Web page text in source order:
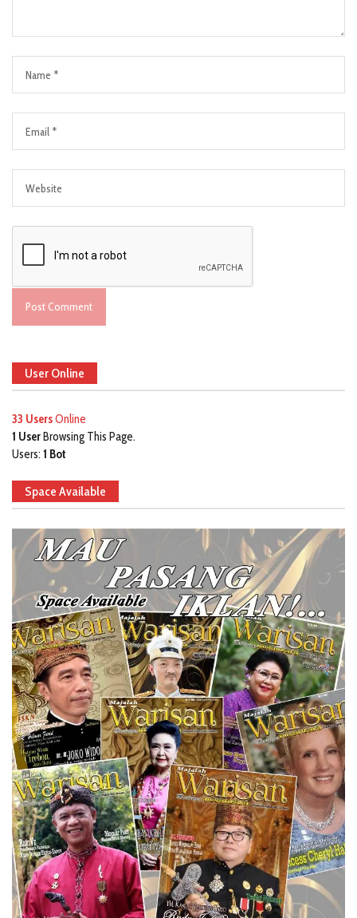
User Online
33 UsersOnline
1 UserBrowsing This Page.
Users: 1 Bot
Space Available